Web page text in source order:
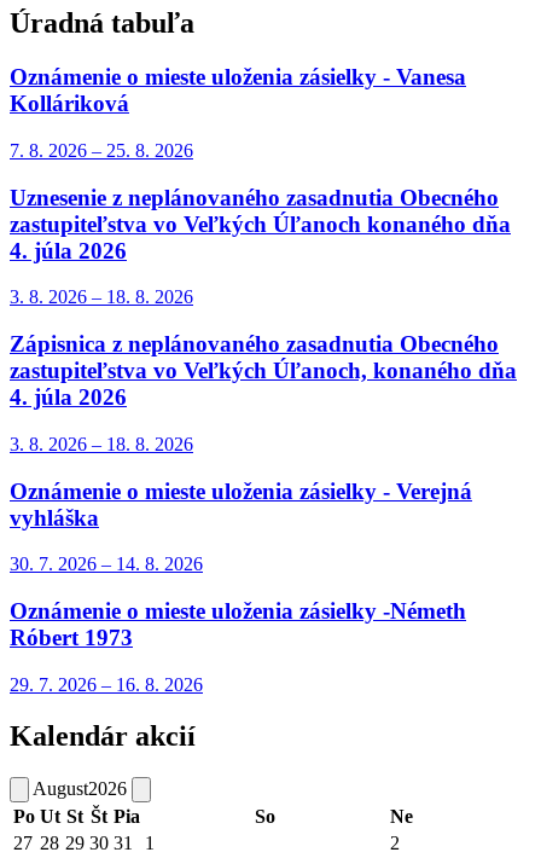
Úradná tabuľa
Oznámenie o mieste uloženia zásielky - Vanesa
Kolláriková
7. 8. 2026 – 25. 8. 2026
Uznesenie z neplánovaného zasadnutia Obecného
zastupiteľstva vo Veľkých Úľanoch konaného dňa
4. júla 2026
3. 8. 2026 – 18. 8. 2026
Zápisnica z neplánovaného zasadnutia Obecného
zastupiteľstva vo Veľkých Úľanoch, konaného dňa
4. júla 2026
3. 8. 2026 – 18. 8. 2026
Oznámenie o mieste uloženia zásielky - Verejná
vyhláška
30. 7. 2026 – 14. 8. 2026
Oznámenie o mieste uloženia zásielky -Németh
Róbert 1973
29. 7. 2026 – 16. 8. 2026
Kalendár akcií
August2026
Po Ut St Št Pia So
Ne
27 28 29 30 31 1 2